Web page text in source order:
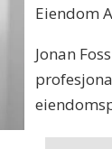
Eiendom
Jonan